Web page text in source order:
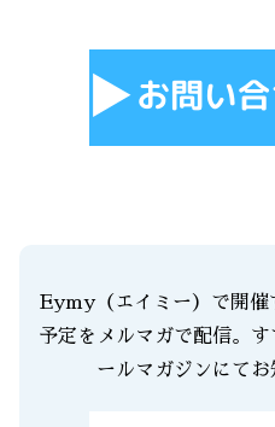
Eymy（エイミー）で開催
予定をメルマガで配信。
ールマガジンにてお